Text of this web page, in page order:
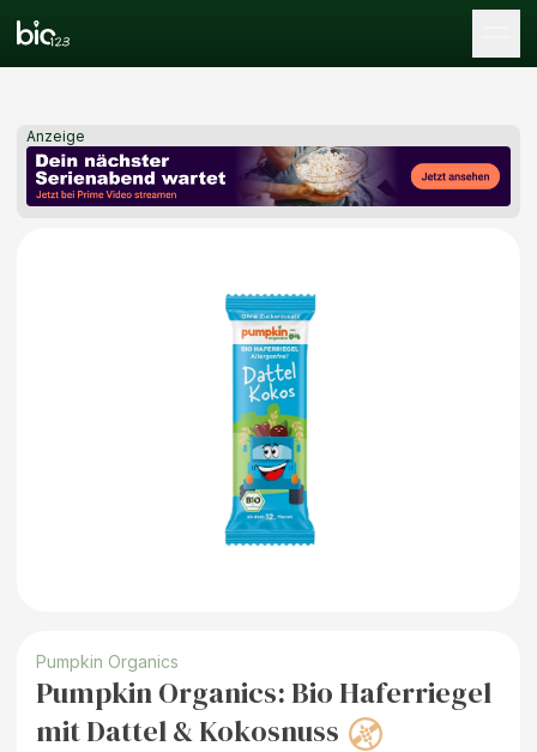
Anzeige
Pumpkin Organics
Pumpkin Organics: Bio Haferriegel
mit Dattel & Kokosnuss